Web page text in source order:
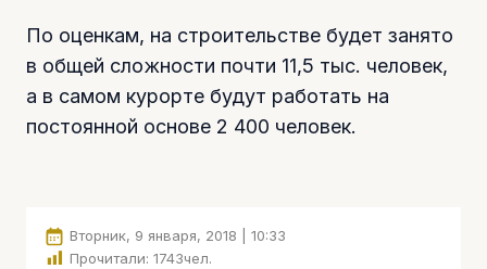
По оценкам, на строительстве будет занято
в общей сложности почти 11,5 тыс. человек,
а в самом курорте будут работать на
постоянной основе 2 400 человек.
Вторник, 9 января, 2018 | 10:33
Прочитали: 1743чел.